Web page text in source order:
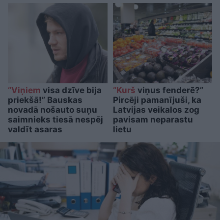
“Viņiem visa dzīve bija
priekšā!” Bauskas
novadā nošauto suņu
saimnieks tiesā nespēj
valdīt asaras
“Kurš viņus fenderē?”
Pircēji pamanījuši, ka
Latvijas veikalos zog
pavisam neparastu
lietu